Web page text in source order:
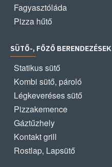
Fagyasztóláda
Pizza hűtő
SÜTŐ-, FŐZŐ BERENDEZÉSEK
Statikus sütő
Kombi sütő, pároló
Légkeveréses sütő
Pizzakemence
Gáztűzhely
Kontakt grill
Rostlap, Lapsütő